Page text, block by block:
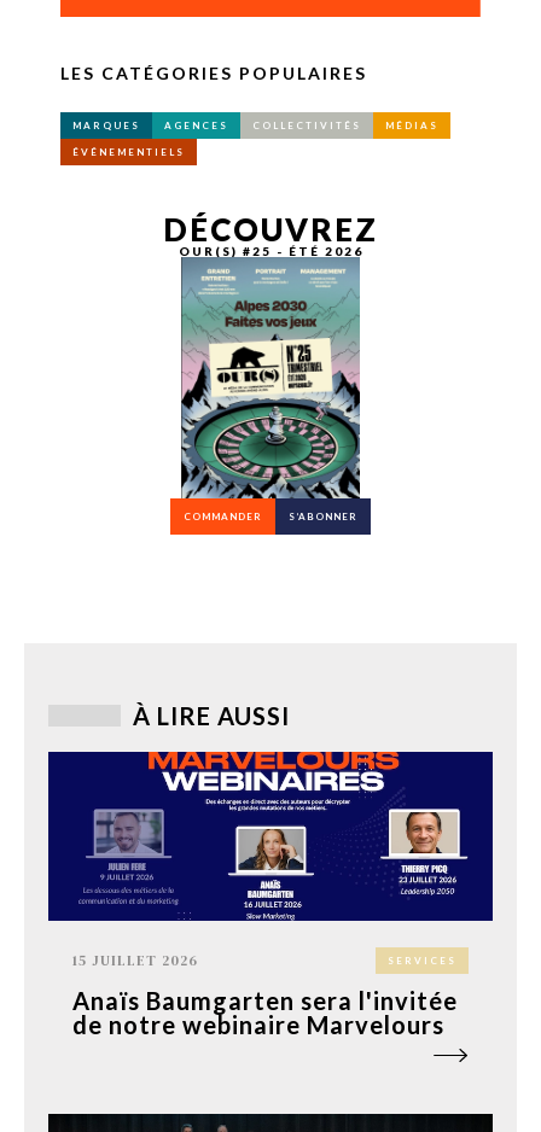
LES CATÉGORIES POPULAIRES
MARQUES AGENCES COLLECTIVITÉS MÉDIAS
ÉVÉNEMENTIELS
DÉCOUVREZ
OUR(S) #25 - ÉTÉ 2026
COMMANDER S’ABONNER
À LIRE AUSSI
15 JUILLET 2026 SERVICES
Anaïs Baumgarten sera l'invitée
de notre webinaire Marvelours